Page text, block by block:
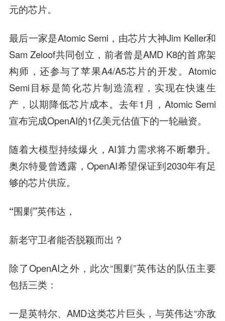
元的芯片。
最后一家是Atomic Semi，由芯片大神Jim Keller和
Sam Zeloof共同创立，前者曾是AMD K8的首席架
构师，还参与了苹果A4/A5芯片的开发。Atomic
Semi目标是简化芯片制造流程，实现在快速生
产，以期降低芯片成本。去年1月，Atomic Semi
宣布完成OpenAI的1亿美元估值下的一轮融资。
随着大模型持续爆火，AI算力需求将不断攀升。
奥尔特曼曾透露，OpenAI希望保证到2030年有足
够的芯片供应。
“围剿”英伟达，
新老守卫者能否脱颖而出？
除了OpenAI之外，此次“围剿”英伟达的队伍主要
包括三类：
一是英特尔、AMD这类芯片巨头，与英伟达“亦敌